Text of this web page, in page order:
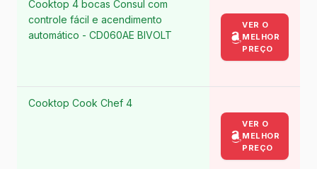
Cooktop 4 bocas Consul com
controle fácil e acendimento
automático - CD060AE BIVOLT
VER O
MELHOR
PREÇO
Cooktop Cook Chef 4
VER O
MELHOR
PREÇO